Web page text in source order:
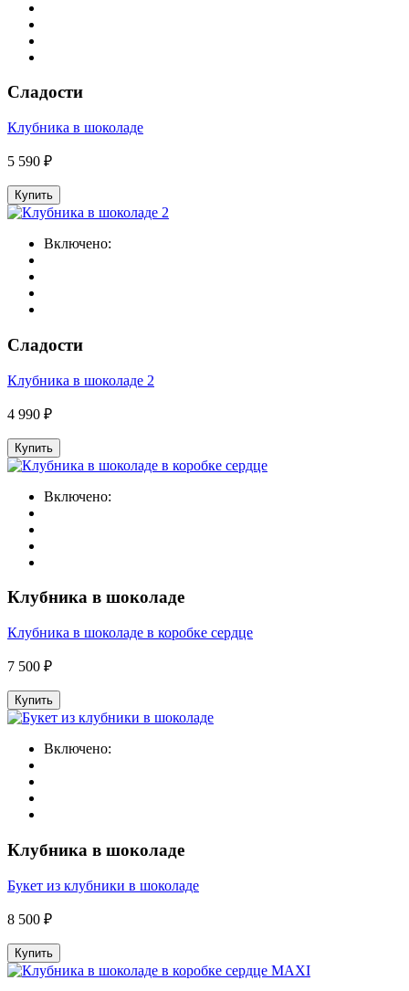
Сладости
Клубника в шоколаде
5 590 ₽
Купить
Включено:
Сладости
Клубника в шоколаде 2
4 990 ₽
Купить
Включено:
Клубника в шоколаде
Клубника в шоколаде в коробке сердце
7 500 ₽
Купить
Включено:
Клубника в шоколаде
Букет из клубники в шоколаде
8 500 ₽
Купить